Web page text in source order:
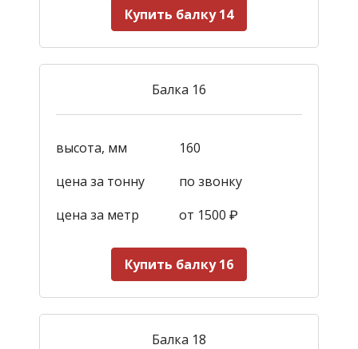
Купить балку 14
Балка 16
высота, мм
160
цена за тонну
по звонку
цена за метр
от 1500 ₽
Купить балку 16
Балка 18